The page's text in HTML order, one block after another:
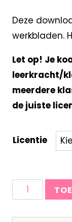
Deze
werkbladen.
Let op! Je
leerkracht/
meerdere
de juiste
Licentie